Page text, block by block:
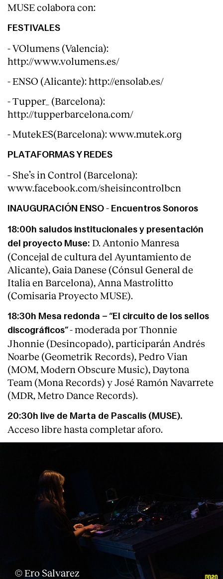
Clientes
MUSE colabora con:
FESTIVALES
- VOlumens (Valencia):
http://www.volumens.es/
- ENSO (Alicante): http://ensolab.es/
- Tupper_ (Barcelona):
http://tupperbarcelona.com/
- MutekES(Barcelona): www.mutek.org
PLATAFORMAS Y REDES
- She’s in Control (Barcelona):
www.facebook.com/sheisincontrolbcn
INAUGURACIÓN ENSO - Encuentros Sonoros
18:00h saludos institucionales y presentación
del proyecto Muse: D. Antonio Manresa
(Concejal de cultura del Ayuntamiento de
Alicante), Gaia Danese (Cónsul General de
Italia en Barcelona), Anna Mastrolitto
(Comisaria Proyecto MUSE).
18:30h Mesa redonda – “El circuito de los sellos
discográficos”- moderada por Thonnie
Jhonnie (Desincopado), participarán Andrés
Noarbe (Geometrik Records), Pedro Vian
(MOM, Modern Obscure Music), Daytona
Team (Mona Records) y José Ramón Navarrete
(MDR, Metro Dance Records).
20:30h live de Marta de Pascalis (MUSE).
Acceso libre hasta completar aforo.
© Ero Salvarez